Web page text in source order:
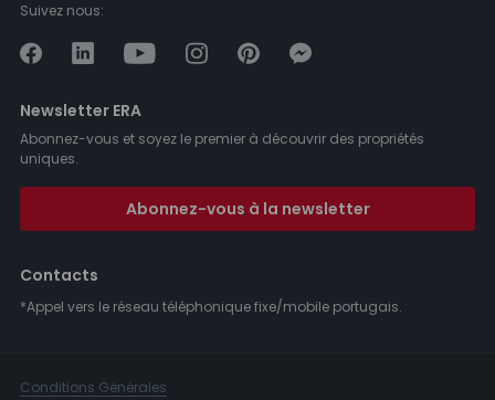
Suivez nous:
Newsletter ERA
Abonnez-vous et soyez le premier à découvrir des propriétés
uniques.
Abonnez-vous à la newsletter
Contacts
*Appel vers le réseau téléphonique fixe/mobile portugais.
Conditions Générales